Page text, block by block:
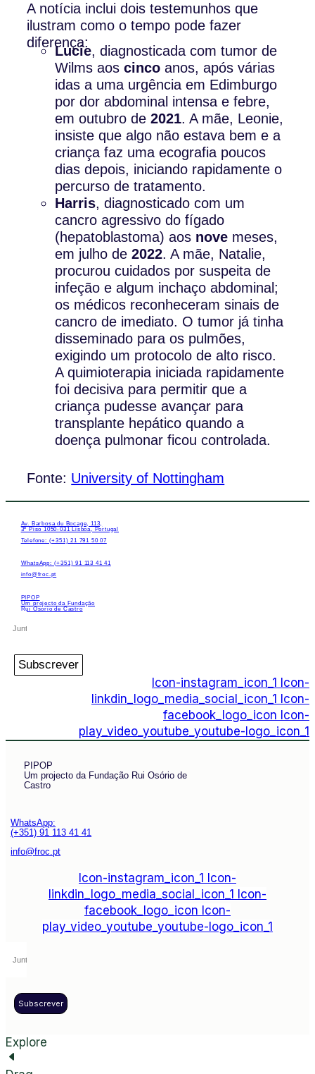
A notícia inclui dois testemunhos que
ilustram como o tempo pode fazer
diferença:
Lucie, diagnosticada com tumor de
Wilms aoscinco anos, após várias
idas a uma urgência em Edimburgo
por dor abdominal intensa e febre,
em outubro de2021. A mãe, Leonie,
insiste que algo não estava bem e a
criança faz uma ecografia poucos
dias depois, iniciando rapidamente o
percurso de tratamento.
Harris, diagnosticado com um
cancro agressivo do fígado
(hepatoblastoma) aos nove meses,
em julho de2022. A mãe, Natalie,
procurou cuidados por suspeita de
infeção e algum inchaço abdominal;
os médicos reconheceram sinais de
cancro de imediato. O tumor já tinha
disseminado para os pulmões,
exigindo um protocolo de alto risco.
A quimioterapia iniciada rapidamente
foi decisiva para permitir que a
criança pudesse avançar para
transplante hepático quando a
doença pulmonar ficou controlada.
Fonte: University of Nottingham
Av. Barbosa du Bocage, 113,
3º Piso 1050-031 Lisboa, Portugal
Telefone: (+351) 21 791 50 07
WhatsApp: (+351) 91 113 41 41
info@froc.pt
PIPOP
Um projecto da Fundação
Rui Osório de Castro
Subscrever
Icon-instagram_icon_1
Icon-
linkdin_logo_media_social_icon_1
Icon-
facebook_logo_icon Icon-
play_video_youtube_youtube-logo_icon_1
PIPOP
Um projecto da Fundação Rui Osório de
Castro
WhatsApp:
(+351) 91 113 41 41
info@froc.pt
Icon-instagram_icon_1
Icon-
linkdin_logo_media_social_icon_1
Icon-
facebook_logo_icon Icon-
play_video_youtube_youtube-logo_icon_1
Subscrever
Explore